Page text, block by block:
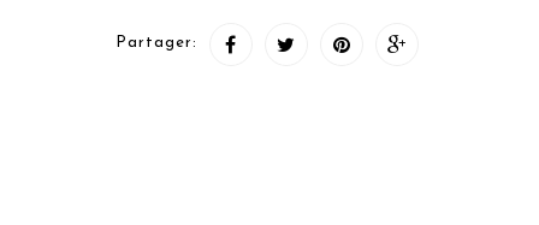
Partager: